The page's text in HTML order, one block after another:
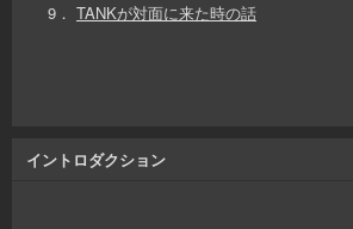
9． TANKが対面に来た時の話
イントロダクション